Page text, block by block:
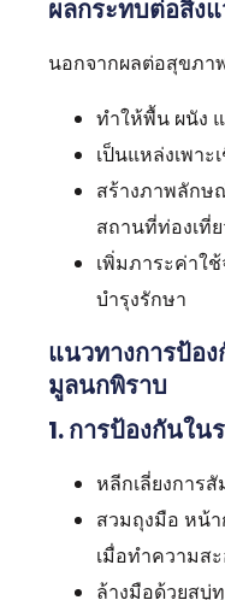
ผลกระทบต่อสิ่ง
นอกจากผลต่อสุขภา
ทำให้พื้น ผนัง
เป็นแหล่งเพา
สร้างภาพลักษ
สถานที่ท่องเที่
เพิ่มภาระค่าใ
บำรุงรักษา
แนวทางการป้อ
มูลนกพิราบ
1. การป้องกันใ
หลีกเลี่ยงการ
สวมถุงมือ หน้
เมื่อทำความส
ล้างมือด้วยสบู่